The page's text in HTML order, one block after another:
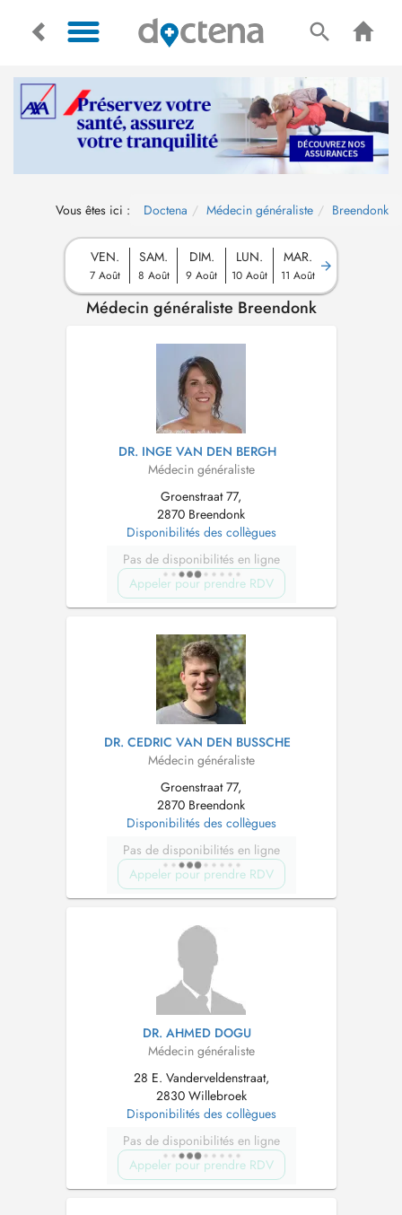
Vous êtes ici : Doctena Médecin généraliste Breendonk
VEN.
7 Août
SAM.
8 Août
DIM.
9 Août
LUN.
10 Août
MAR.
11 Août
Médecin généraliste Breendonk
DR. INGE VAN DEN BERGH
Médecin généraliste
Groenstraat 77,
2870 Breendonk
Disponibilités des collègues
Pas de disponibilités en ligne
Appeler pour prendre RDV
DR. CEDRIC VAN DEN BUSSCHE
Médecin généraliste
Groenstraat 77,
2870 Breendonk
Disponibilités des collègues
Pas de disponibilités en ligne
Appeler pour prendre RDV
DR. AHMED DOGU
Médecin généraliste
28 E. Vanderveldenstraat,
2830 Willebroek
Disponibilités des collègues
Pas de disponibilités en ligne
Appeler pour prendre RDV